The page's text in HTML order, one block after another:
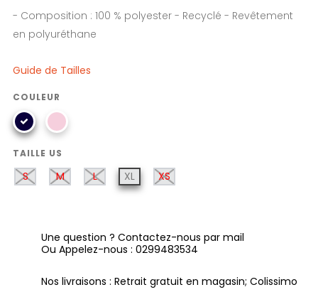
- Composition : 100 % polyester - Recyclé - Revêtement
en polyuréthane
Guide de Tailles
COULEUR
TAILLE US
S M L XL XS
Une question ? Contactez-nous par mail
Ou Appelez-nous : 0299483534
Nos livraisons : Retrait gratuit en magasin; Colissimo